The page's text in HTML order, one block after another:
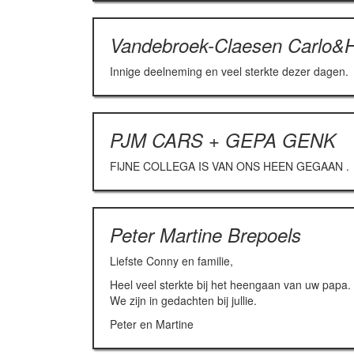
Vandebroek-Claesen
Innige deelneming en veel sterkte dezer dagen.
PJM CARS + GEPA GENK
FIJNE COLLEGA IS VAN ONS HEEN GEGAAN .
Peter Martine Brepoels
Liefste Conny en familie,
Heel veel sterkte bij het heengaan van uw papa.
We zijn in gedachten bij jullie.
Peter en Martine